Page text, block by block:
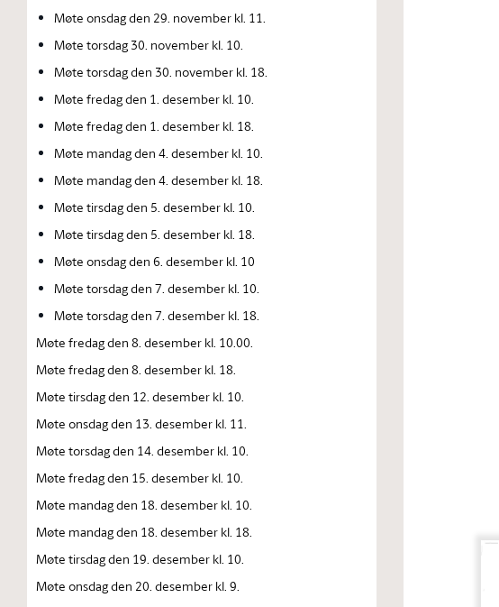
Møte onsdag den 29. november kl. 11.
Møte torsdag 30. november kl. 10.
Møte torsdag den 30. november kl. 18.
Møte fredag den 1. desember kl. 10.
Møte fredag den 1. desember kl. 18.
Møte mandag den 4. desember kl. 10.
Møte mandag den 4. desember kl. 18.
Møte tirsdag den 5. desember kl. 10.
Møte tirsdag den 5. desember kl. 18.
Møte onsdag den 6. desember kl. 10
Møte torsdag den 7. desember kl. 10.
Møte torsdag den 7. desember kl. 18.
Møte fredag den 8. desember kl. 10.00.
Møte fredag den 8. desember kl. 18.
Møte tirsdag den 12. desember kl. 10.
Møte onsdag den 13. desember kl. 11.
Møte torsdag den 14. desember kl. 10.
Møte fredag den 15. desember kl. 10.
Møte mandag den 18. desember kl. 10.
Møte mandag den 18. desember kl. 18.
Møte tirsdag den 19. desember kl. 10.
Møte onsdag den 20. desember kl. 9.